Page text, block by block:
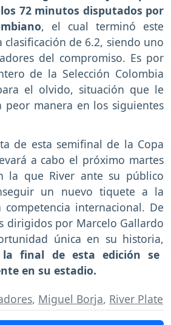
72 minutos disputados por
, el cual terminó este
clasificación de 6.2, siendo uno
del compromiso. Es por
de la Selección Colombia
el olvido, situación que le
peor manera en los siguientes
de esta semifinal de la Copa
a cabo el próximo martes
la que River ante su público
un nuevo tiquete a la
internacional. De
dirigidos por Marcelo Gallardo
única en su historia,
la final de esta edición se
en su estadio.
, Miguel Borja, River Plate